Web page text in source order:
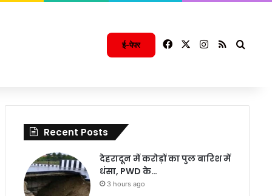
ई-पेपर FacebookInstagram
RSS
Recent Posts
देहरादून में करोड़ों का पुल बारिश में
धंसा, PWD के…
3 hours ago